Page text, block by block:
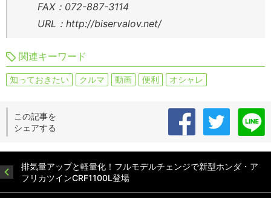
FAX：072-887-3114
URL：http://biservalov.net/
関連キーワード
知っておきたい クルマ 動画 便利 オシャレ
この記事を
シェアする
排気量アップと軽量化！フルモデルチェンジで新型ホンダ・ア
フリカツインCRF1100L登場